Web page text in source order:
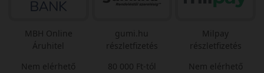
MBH Online
Áruhitel
Nem elérhető
gumi.hu
részletfizetés
80 000 Ft-tól
Milpay
részletfizetés
Nem elérhető